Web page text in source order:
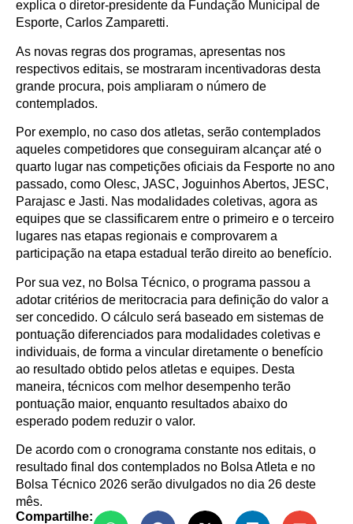
explica o diretor-presidente da Fundação Municipal de
Esporte, Carlos Zamparetti.
As novas regras dos programas, apresentas nos
respectivos editais, se mostraram incentivadoras desta
grande procura, pois ampliaram o número de
contemplados.
Por exemplo, no caso dos atletas, serão contemplados
aqueles competidores que conseguiram alcançar até o
quarto lugar nas competições oficiais da Fesporte no ano
passado, como Olesc, JASC, Joguinhos Abertos, JESC,
Parajasc e Jasti. Nas modalidades coletivas, agora as
equipes que se classificarem entre o primeiro e o terceiro
lugares nas etapas regionais e comprovarem a
participação na etapa estadual terão direito ao benefício.
Por sua vez, no Bolsa Técnico, o programa passou a
adotar critérios de meritocracia para definição do valor a
ser concedido. O cálculo será baseado em sistemas de
pontuação diferenciados para modalidades coletivas e
individuais, de forma a vincular diretamente o benefício
ao resultado obtido pelos atletas e equipes. Desta
maneira, técnicos com melhor desempenho terão
pontuação maior, enquanto resultados abaixo do
esperado podem reduzir o valor.
De acordo com o cronograma constante nos editais, o
resultado final dos contemplados no Bolsa Atleta e no
Bolsa Técnico 2026 serão divulgados no dia 26 deste
mês.
Compartilhe: